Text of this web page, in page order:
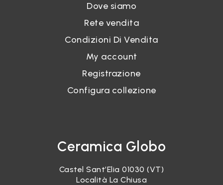
Dove siamo
Rete vendita
Condizioni Di Vendita
My account
Registrazione
Configura collezione
Ceramica Globo
Castel Sant’Elia 01030 (VT)
Località La Chiusa